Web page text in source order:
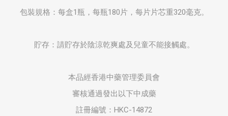
包裝規格：每盒1瓶，每瓶180片，每片片芯重320毫克。
貯存：請貯存於陰涼乾爽處及兒童不能接觸處。
本品經香港中藥管理委員會
審核通過發出以下中成藥
註冊編號：HKC-14872